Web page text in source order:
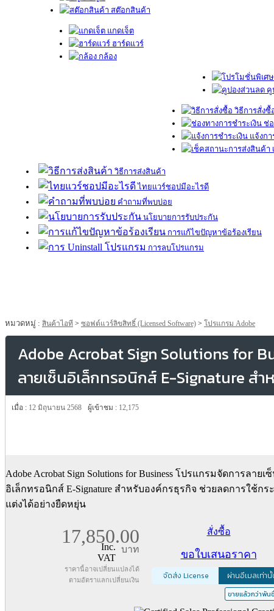
สต๊อกสินค้า
แกดเจ็ต
ฮาร์ดแวร์
กล้อง
คู
วิธีการสั่งซื้
ช่อ
แจ้งกา
วิธีการส่งสินค้า
ไทยแวร์ชอปมีอะไรดี
คำถามที่พบบ่อย
นโยบายการรับประกัน
การแก้ไขปัญหาข้อร้องเรียน
การลบโปรแกรม
หมวดหมู่ : สินค้าไอที > ซอฟต์แวร์ลิขสิทธิ์ (Licensed Software) > โปรแกรม Adobe
Adobe Acrobat Sign Solutions for
ลายเซ็นอิเล็กทรอนิกส์ E-Signature ส
เมื่อ : 12 มิถุนายน 2568 ผู้เข้าชม : 12,175
Adobe Acrobat Sign Solutions for Business โปรแกรมจัดการลายเ
อิเล็กทรอนิกส์ E-Signature สำหรับองค์กรธุรกิจ ช่วยลดการใช้กร
แต่งได้อย่างยืดหยุ่น
17,850.00
บาท
Inc.
VAT
ราคานี้อาจเปลี่ยนแปลงได้
ตามอัตราแลกเปลี่ยนเงิน
สั่งซื้อ
ขอใบเสนอราคา
จัดส่ง License ผ่านอีเมลเท่า
ขายแล้วกว่าพัน